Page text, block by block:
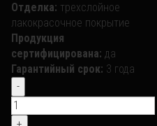
Отделка: трехслойное
лакокрасочное покрытие
Продукция
сертифицирована: да
Гарантийный срок: 3 года